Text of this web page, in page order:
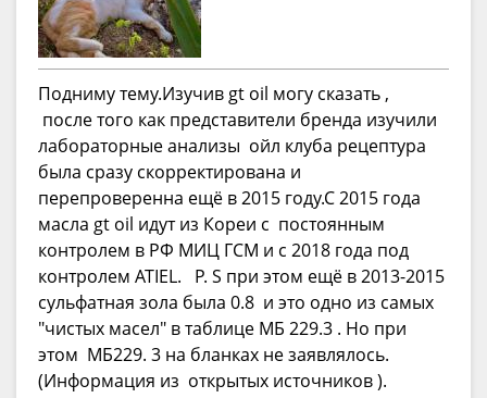
Подниму тему.Изучив gt oil могу сказать ,
после того как представители бренда изучили
лабораторные анализы ойл клуба рецептура
была сразу скорректирована и
перепроверенна ещё в 2015 году.С 2015 года
масла gt oil идут из Кореи с постоянным
контролем в РФ МИЦ ГСМ и с 2018 года под
контролем ATIEL. P. S при этом ещё в 2013-2015
сульфатная зола была 0.8 и это одно из самых
"чистых масел" в таблице МБ 229.3 . Но при
этом МБ229. 3 на бланках не заявлялось.
(Информация из открытых источников ).